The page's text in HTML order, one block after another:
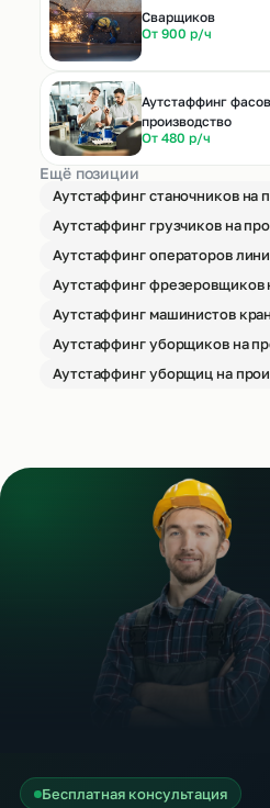
Cварщиков
От 900 р/ч
Аутстаффинг
производство
От 480 р/ч
Ещё позиции
Аутстаффинг станочников на
Аутстаффинг грузчиков на
Аутстаффинг операторов
Аутстаффинг фрезеровщиков
Аутстаффинг машинистов
Аутстаффинг уборщиков на
Аутстаффинг уборщиц на
Бесплатная консультация